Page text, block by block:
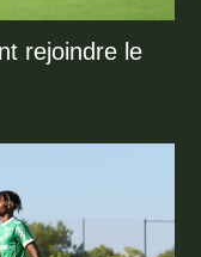
rejoindre le